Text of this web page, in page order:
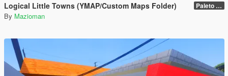
Logical Little Towns (YMAP/Custom Maps Folder) Paleto Bay (Legacy)
By Mazioman